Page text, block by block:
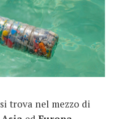
si trova nel mezzo di